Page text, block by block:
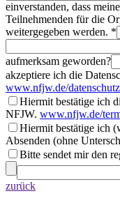
einverstanden, dass
Teilnehmenden für die
weitergegeben werden. *
aufmerksam geworden?
akzeptiere ich die
www.nfjw.de/datenschutz
Hiermit bestätige ich
NFJW. www.nfjw.de/
Hiermit bestätige ich
Absenden (ohne
Bitte sendet mir den
zurück